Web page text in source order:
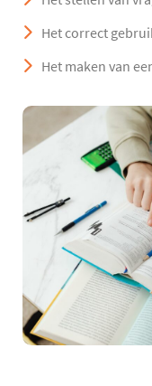
Het correct
Het maken van